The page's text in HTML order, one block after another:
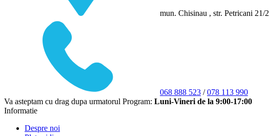
mun. Chisinau , str. Petricani 21/2
068 888 523 /078 113 990
Va asteptam cu drag dupa urmatorul Program: Luni-Vineri de la 9:00-17:00
Informatie
Despre noi